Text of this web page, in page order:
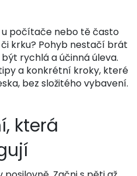
počítače nebo tě často
krku? Pohyb nestačí brát
rychlá a účinná úleva.
a konkrétní kroky, které
bez složitého vybavení.
která